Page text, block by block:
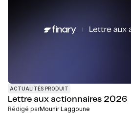
ACTUALITÉS PRODUIT
Lettre aux actionnaires 2026
Rédigé parMounir Laggoune